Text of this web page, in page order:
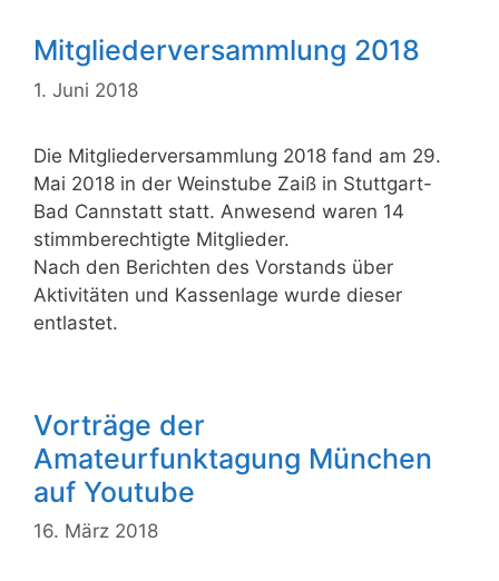
Mitgliederversammlung 2018
1. Juni 2018
Die Mitgliederversammlung 2018 fand am 29.
Mai 2018 in der Weinstube Zaiß in Stuttgart-
Bad Cannstatt statt. Anwesend waren 14
stimmberechtigte Mitglieder.
Nach den Berichten des Vorstands über
Aktivitäten und Kassenlage wurde dieser
entlastet.
Vorträge der
Amateurfunktagung München
auf Youtube
16. März 2018